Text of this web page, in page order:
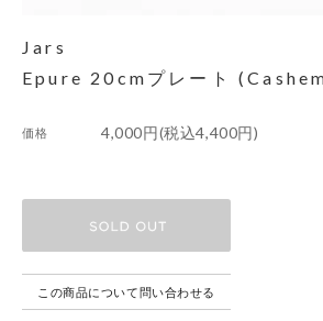
Jars
Epure 20cmプレート
価格 4,000円(税込4,400円)
この商品について問い合わせる